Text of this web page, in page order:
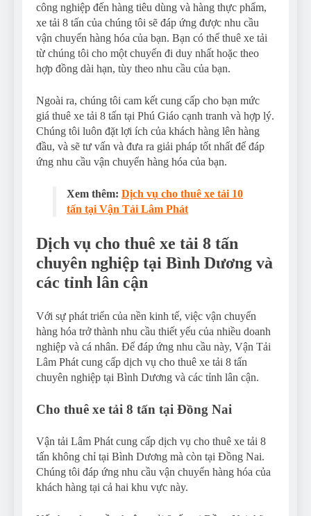
công nghiệp đến hàng tiêu dùng và hàng thực phẩm,
xe tải 8 tấn của chúng tôi sẽ đáp ứng được nhu cầu
vận chuyển hàng hóa của bạn. Bạn có thể thuê xe tải
từ chúng tôi cho một chuyến đi duy nhất hoặc theo
hợp đồng dài hạn, tùy theo nhu cầu của bạn.
Ngoài ra, chúng tôi cam kết cung cấp cho bạn mức
giá thuê xe tải 8 tấn tại Phú Giáo cạnh tranh và hợp lý.
Chúng tôi luôn đặt lợi ích của khách hàng lên hàng
đầu, và sẽ tư vấn và đưa ra giải pháp tốt nhất để đáp
ứng nhu cầu vận chuyển hàng hóa của bạn.
Xem thêm: Dịch vụ cho thuê xe tải 10
tấn tại Vận Tải Lâm Phát
Dịch vụ cho thuê xe tải 8 tấn
chuyên nghiệp tại Bình Dương và
các tỉnh lân cận
Với sự phát triển của nền kinh tế, việc vận chuyển
hàng hóa trở thành nhu cầu thiết yếu của nhiều doanh
nghiệp và cá nhân. Để đáp ứng nhu cầu này, Vận Tải
Lâm Phát cung cấp dịch vụ cho thuê xe tải 8 tấn
chuyên nghiệp tại Bình Dương và các tỉnh lân cận.
Cho thuê xe tải 8 tấn tại Đồng Nai
Vận tải Lâm Phát cung cấp dịch vụ cho thuê xe tải 8
tấn không chỉ tại Bình Dương mà còn tại Đồng Nai.
Chúng tôi đáp ứng nhu cầu vận chuyển hàng hóa của
khách hàng tại cả hai khu vực này.